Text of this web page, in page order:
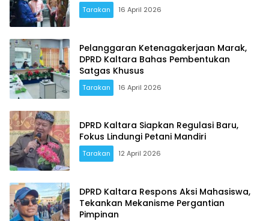
Tarakan 16 April 2026
Pelanggaran Ketenagakerjaan Marak,
DPRD Kaltara Bahas Pembentukan
Satgas Khusus
Tarakan 16 April 2026
DPRD Kaltara Siapkan Regulasi Baru,
Fokus Lindungi Petani Mandiri
Tarakan 12 April 2026
DPRD Kaltara Respons Aksi Mahasiswa,
Tekankan Mekanisme Pergantian
Pimpinan